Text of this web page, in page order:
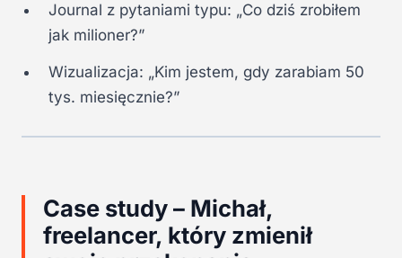
Journal z pytaniami typu: „Co dziś zrobiłem
jak milioner?”
Wizualizacja: „Kim jestem, gdy zarabiam 50
tys. miesięcznie?”
Case study – Michał,
freelancer, który zmienił